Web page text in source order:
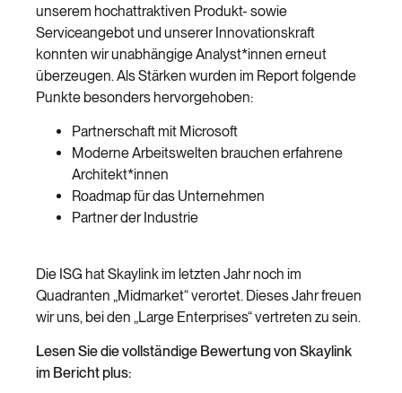
unserem hochattraktiven Produkt- sowie
Serviceangebot und unserer Innovationskraft
konnten wir unabhängige Analyst*innen erneut
überzeugen. Als Stärken wurden im Report folgende
Punkte besonders hervorgehoben:
Partnerschaft mit Microsoft
Moderne Arbeitswelten brauchen erfahrene
Architekt*innen
Roadmap für das Unternehmen
Partner der Industrie
Die ISG hat Skaylink im letzten Jahr noch im
Quadranten „Midmarket“ verortet. Dieses Jahr freuen
wir uns, bei den „Large Enterprises“ vertreten zu sein.
Lesen Sie die vollständige Bewertung von Skaylink
im Bericht plus: